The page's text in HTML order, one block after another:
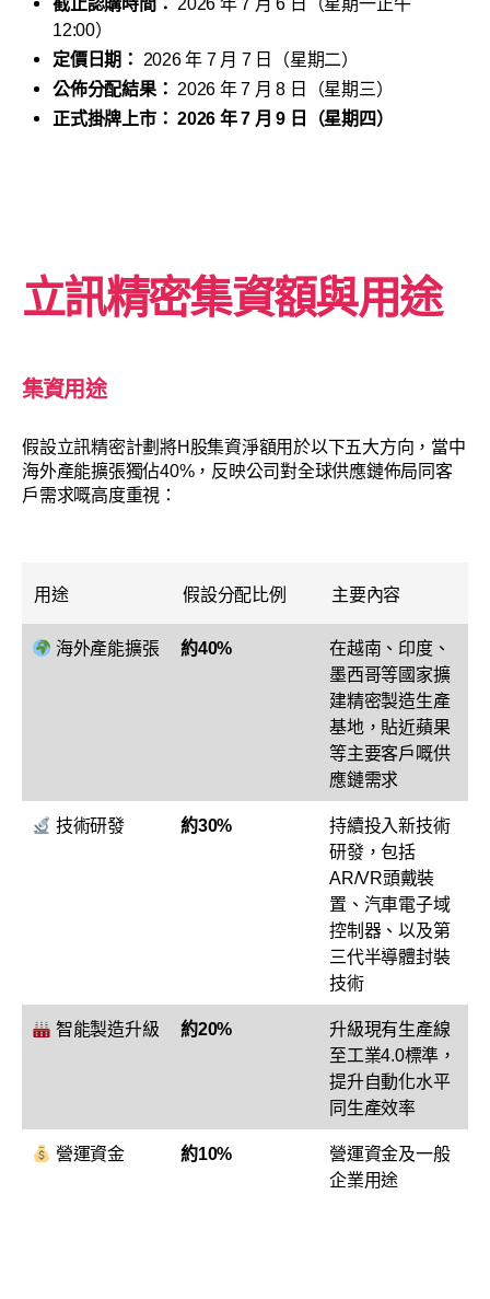
截止認購時間： 2026 年 7 月 6 日（星期一正午
12:00）
定價日期：
2026 年 7 月 7 日（星期二）
公佈分配結果： 2026 年 7 月 8 日（星期三）
正式掛牌上市： 2026 年 7 月 9 日（星期四）
立訊精密集資額與用途
集資用途
假設立訊精密計劃將H股集資淨額用於以下五大方向，當中
海外產能擴張獨佔40%，反映公司對全球供應鏈佈局同客
戶需求嘅高度重視：
用途 假設分配比例 主要內容
海外產能擴張 約40%
在越南、印度、
墨西哥等國家擴
建精密製造生產
基地，貼近蘋果
等主要客戶嘅供
應鏈需求
技術研發 約30%
持續投入新技術
研發，包括
AR/VR頭戴裝
置、汽車電子域
控制器、以及第
三代半導體封裝
技術
智能製造升級 約20%
升級現有生產線
至工業4.0標準，
提升自動化水平
同生產效率
營運資金 約10%
營運資金及一般
企業用途